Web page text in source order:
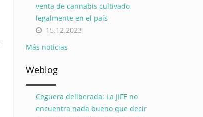
venta de cannabis cultivado
legalmente en el país
15.12.2023
Más noticias
Weblog
Ceguera deliberada: La JIFE no
encuentra nada bueno que decir